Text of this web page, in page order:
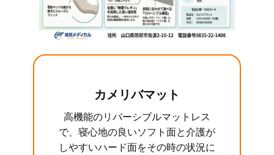
カメリバマット
高機能のリバーシブルマットレス
で、寝心地の良いソフト面と介護が
しやすいハード面をその時の状況に